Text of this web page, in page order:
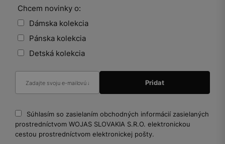
Chcem novinky o:
Dámska kolekcia
Pánska kolekcia
Detská kolekcia
Súhlasím so zasielaním obchodných informácií zasielaných
prostredníctvom WOJAS SLOVAKIA S.R.O. elektronickou
cestou prostredníctvom elektronickej pošty.